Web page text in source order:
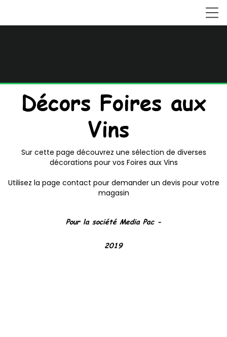
Décors Foires aux
Vins
Sur cette page découvrez une sélection de diverses
décorations pour vos Foires aux Vins
Utilisez la page contact pour demander un devis pour votre
magasin
Pour la société Media Pac -
2019